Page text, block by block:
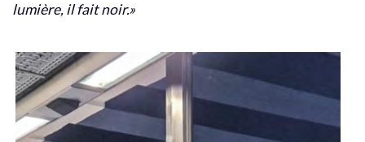
lumière, il fait noir.»